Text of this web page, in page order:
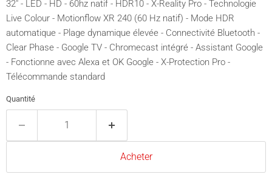
32" - LED - HD - 60hz natif - HDR10 - X-Reality Pro - Technologie
Live Colour - Motionflow XR 240 (60 Hz natif) - Mode HDR
automatique - Plage dynamique élevée - Connectivité Bluetooth -
Clear Phase - Google TV - Chromecast intégré - Assistant Google
- Fonctionne avec Alexa et OK Google - X-Protection Pro -
Télécommande standard
Quantité
Acheter